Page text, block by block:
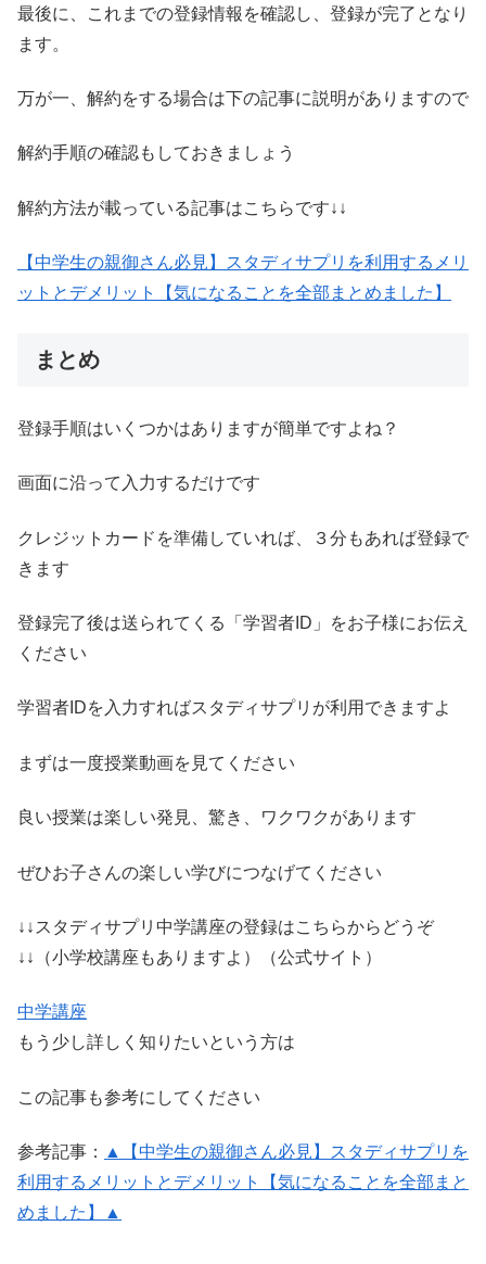
最後に、これまでの登録情報を確認し、登録が完了となり
ます。
万が一、解約をする場合は下の記事に説明がありますので
解約手順の確認もしておきましょう
解約方法が載っている記事はこちらです↓↓
【中学生の親御さん必見】スタディサプリを利用するメリ
ットとデメリット【気になることを全部まとめました】
まとめ
登録手順はいくつかはありますが簡単ですよね？
画面に沿って入力するだけです
クレジットカードを準備していれば、３分もあれば登録で
きます
登録完了後は送られてくる「学習者ID」をお子様にお伝え
ください
学習者IDを入力すればスタディサプリが利用できますよ
まずは一度授業動画を見てください
良い授業は楽しい発見、驚き、ワクワクがあります
ぜひお子さんの楽しい学びにつなげてください
↓↓スタディサプリ中学講座の登録はこちらからどうぞ
↓↓（小学校講座もありますよ）（公式サイト）
中学講座
もう少し詳しく知りたいという方は
この記事も参考にしてください
参考記事：
▲【中学生の親御さん必見】スタディサプリを
利用するメリットとデメリット【気になることを全部まと
めました】▲